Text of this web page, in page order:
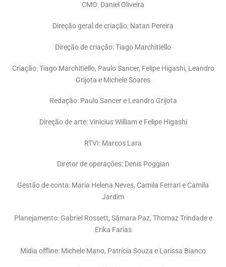
CMO: Daniel Oliveira
Direção geral de criação: Natan Pereira
Direção de criação: Tiago Marchitiello
Criação: Tiago Marchitiello, Paulo Sancer, Felipe Higashi, Leandro
Grijota e Michele Soares
Redação: Paulo Sancer e Leandro Grijota
Direção de arte: Vinicius William e Felipe Higashi
RTVI: Marcos Lara
Diretor de operações: Denis Poggian
Gestão de conta: Maria Helena Neves, Camila Ferrari e Camila
Jardim
Planejamento: Gabriel Rossett, Sâmara Paz, Thomaz Trindade e
Erika Farias
Mídia offline: Michele Mano, Patrícia Souza e Larissa Bianco